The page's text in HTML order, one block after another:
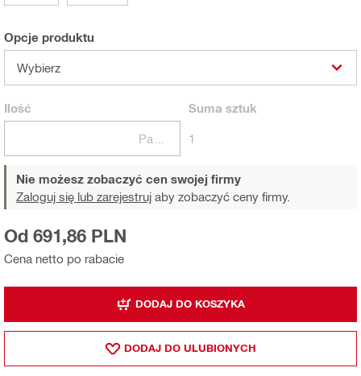
Opcje produktu
Wybierz
Ilość Suma sztuk
1
Nie możesz zobaczyć cen swojej firmy
Zaloguj się lub zarejestruj aby zobaczyć ceny firmy.
Cena netto po rabacie
Od 691,86 PLN
DODAJ DO KOSZYKA
DODAJ DO ULUBIONYCH